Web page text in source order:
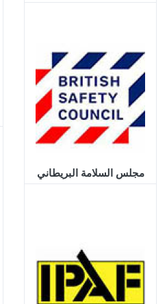
مجلس السلامة البريطاني